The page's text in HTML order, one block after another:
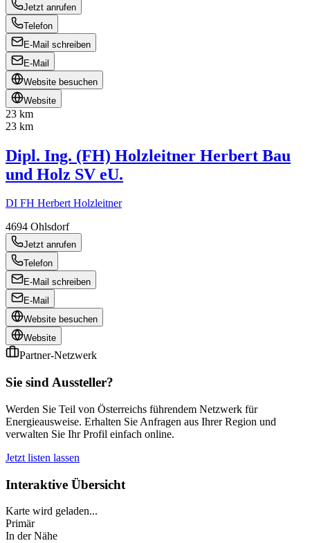
Jetzt anrufen
Telefon
E-Mail schreiben
E-Mail
Website besuchen
Website
23 km
23 km
Dipl. Ing. (FH) Holzleitner Herbert Bau
und Holz SV eU.
DI FH Herbert Holzleitner
4694 Ohlsdorf
Jetzt anrufen
Telefon
E-Mail schreiben
E-Mail
Website besuchen
Website
Partner-Netzwerk
Sie sind Aussteller?
Werden Sie Teil von Österreichs führendem Netzwerk für
Energieausweise. Erhalten Sie Anfragen aus Ihrer Region und
verwalten Sie Ihr Profil einfach online.
Jetzt listen lassen
Interaktive Übersicht
Karte wird geladen...
Primär
In der Nähe